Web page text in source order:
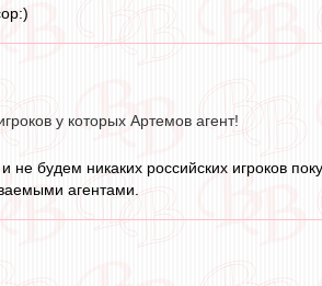
у которых Артемов агент!
будем никаких российских игроков
агентами.